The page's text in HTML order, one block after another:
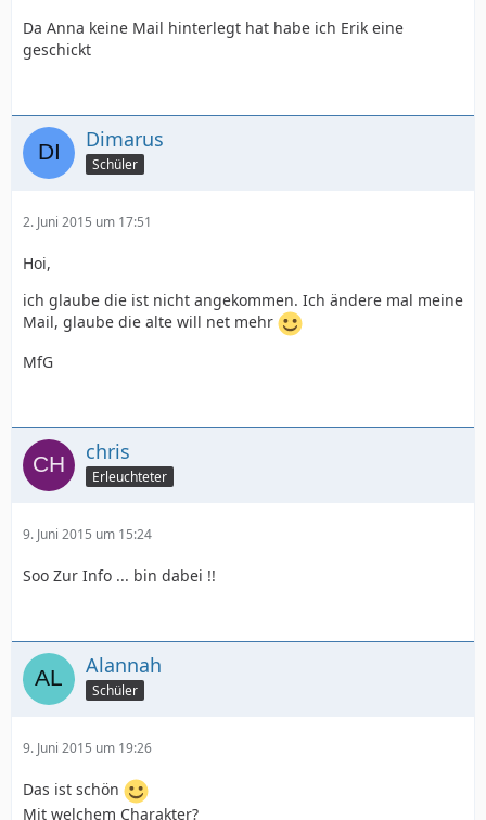
Da Anna keine Mail hinterlegt hat habe ich Erik eine
geschickt
Dimarus
Schüler
2. Juni 2015 um 17:51
Hoi,
ich glaube die ist nicht angekommen. Ich ändere mal meine
Mail, glaube die alte will net mehr
MfG
chris
Erleuchteter
9. Juni 2015 um 15:24
Soo Zur Info ... bin dabei !!
Alannah
Schüler
9. Juni 2015 um 19:26
Das ist schön
Mit welchem Charakter?